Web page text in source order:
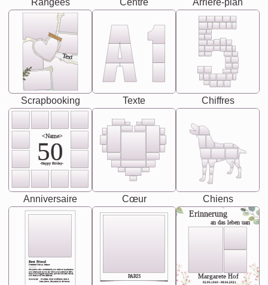
Rangées Centre Arrière-plan
Text
Scrapbooking Texte Chiffres
<Name>
50
-Happy Birday-
Anniversaire Cœur Chiens
Best Friend
[<NAME>] Noun, feminie
Synonyms: Soulmate, closet confidante, sister at
heart person, life partner in adventure.
The person who understands you without explanation
you accepts just as you are. She's your partner in life's,
chaos your biggest supporter, and the one with whom
you share your best memories. PARIS
Erinnerung
an das leben uan
Margarete Hof
02.05.1940 - 08.04.2021